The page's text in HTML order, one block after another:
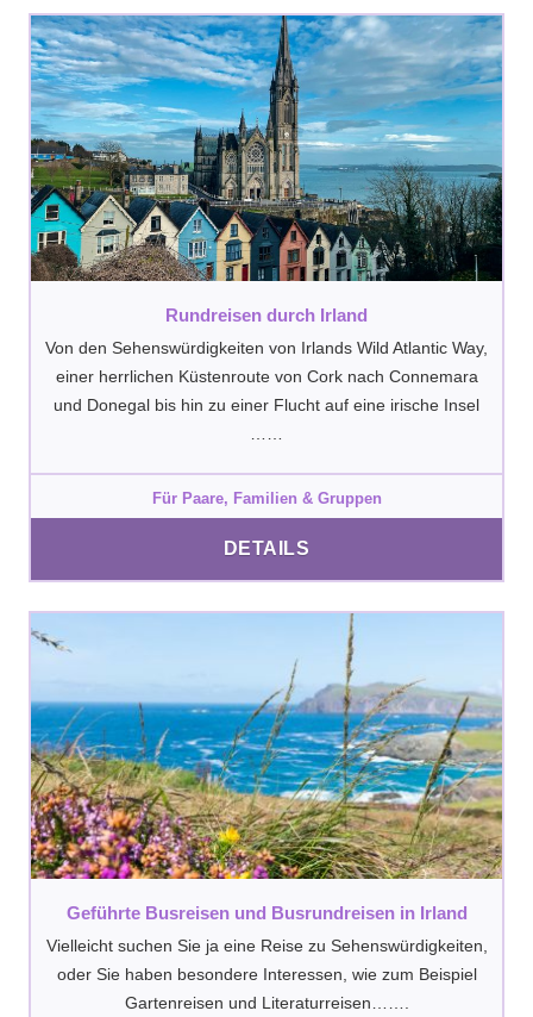
Rundreisen durch Irland
Von den Sehenswürdigkeiten von Irlands Wild Atlantic Way,
einer herrlichen Küstenroute von Cork nach Connemara
und Donegal bis hin zu einer Flucht auf eine irische Insel
Für Paare, Familien & Gruppen
DETAILS
Geführte Busreisen und Busrundreisen in Irland
Vielleicht suchen Sie ja eine Reise zu Sehenswürdigkeiten,
oder Sie haben besondere Interessen, wie zum Beispiel
Gartenreisen und Literaturreisen…….